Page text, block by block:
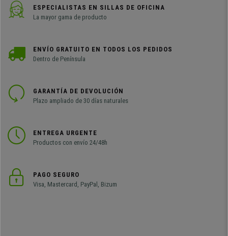
Ruedas de seguridad
vez, no se ha usado + + + + + +
meses.
ESPECIALISTAS EN SILLAS DE OFICINA
La mayor gama de producto
ENVÍO GRATUITO EN TODOS LOS PEDIDOS
Dentro de Península
GARANTÍA DE DEVOLUCIÓN
Plazo ampliado de 30 días naturales
ENTREGA URGENTE
Productos con envío 24/48h
PAGO SEGURO
Visa, Mastercard, PayPal, Bizum